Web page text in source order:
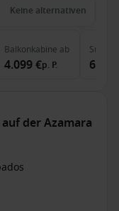
Keine alternativen
Balkonkabine ab
4.099 €p. P.
Suite
der Azamara